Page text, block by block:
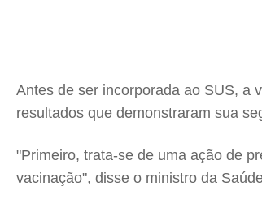
Antes de ser incorporada ao SUS, a
resultados que demonstraram sua
"Primeiro, trata-se de uma ação de
vacinação", disse o ministro da